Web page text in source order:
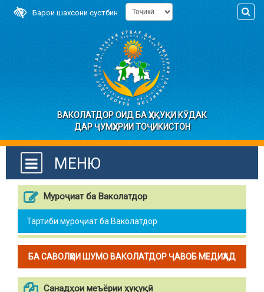
Барои шахсони сустбин
ВАКОЛАТДОР ОИД БА ҲУҚУҚИ КӮДАК
ДАР ҶУМҲУРИИ ТОҶИКИСТОН
МЕНЮ
Муроҷиат ба Ваколатдор
Тартиби муроҷиат ба Ваколатдор
БА САВОЛҲОИ ШУМО ВАКОЛАТДОР ҶАВОБ МЕДИҲАД
Санадҳои меъёрии ҳуқуқӣ